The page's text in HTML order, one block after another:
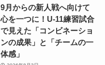
9月からの新人戦へ向けて
心を一つに！U-11練習試合
で見えた「コンビネーショ
ンの成果」と「チームの一
体感」